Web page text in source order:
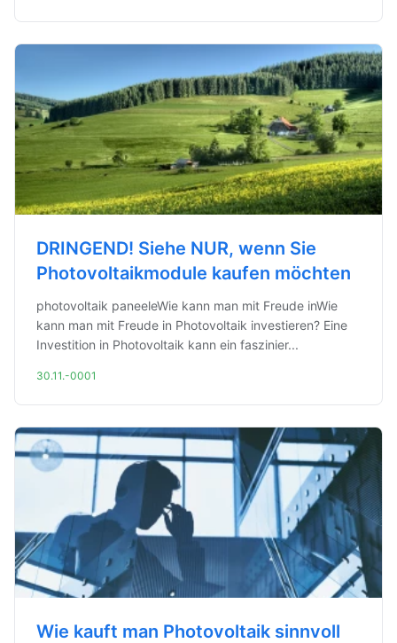
DRINGEND! Siehe NUR, wenn Sie
Photovoltaikmodule kaufen möchten
photovoltaik paneeleWie kann man mit Freude inWie
kann man mit Freude in Photovoltaik investieren? Eine
Investition in Photovoltaik kann ein faszinier...
30.11.-0001
Wie kauft man Photovoltaik sinnvoll